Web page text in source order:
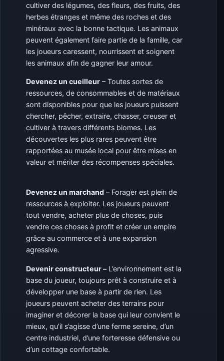
cultiver des légumes, des fleurs, des fruits, des
herbes étranges et même des roches et des
minéraux avec la bonne tactique. Les animaux
peuvent également faire partie de la famille, car
les joueurs caressent, nourrissent et soignent
les animaux afin de gagner leur amour.
Devenez un cueilleur – Toutes sortes de
ressources, de consommables et de matériaux
sont disponibles pour que les joueurs puissent
chercher, pêcher, extraire, chasser, creuser et
cultiver à travers différents biomes. Les
découvertes les plus rares peuvent être
rapportées au musée local pour être mises en
valeur et mériter des récompenses spéciales.
Devenez un marchand – Forager est plein de
ressources à exploiter. Les joueurs peuvent
tout vendre, acheter plus de choses, puis
vendre ces choses à profit et créer un empire
grâce au commerce et à une expansion
agressive.
Devenir constructeur –L’environnement est la
base du joueur, toujours prêt à construire et à
développer une base à partir de rien. Les
joueurs peuvent acheter des terrains pour
imaginer et décorer la base qui leur convient le
mieux, qu’il s’agisse d’une ferme sereine, d’un
centre industriel, d’une forteresse défensive ou
d’un cottage confortable.